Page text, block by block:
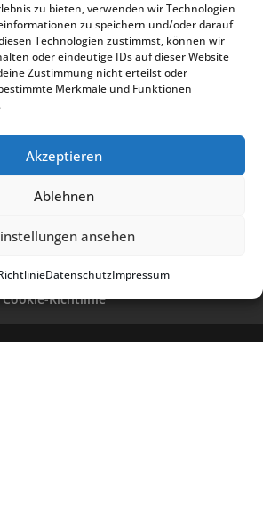
zu bieten, verwenden wir Technologien
zu speichern und/oder darauf
Technologien zustimmst, können wir
oder eindeutige IDs auf dieser Website
Zustimmung nicht erteilst oder
Merkmale und Funktionen
Akzeptieren
Ablehnen
ansehen
Daten­schutzImpres­sum
|20.02.2024|News
mit unserem Sekre­ta­ri­at in Verbin­
mitbrin­gen, finden Sie:
Impres­sum
Daten­schutz
Cookie-Richt­­li­­nie